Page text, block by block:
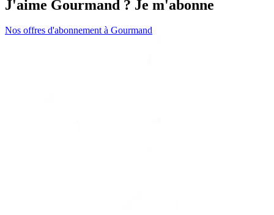
J'aime Gourmand ? Je m'abonne
Nos offres d'abonnement à Gourmand